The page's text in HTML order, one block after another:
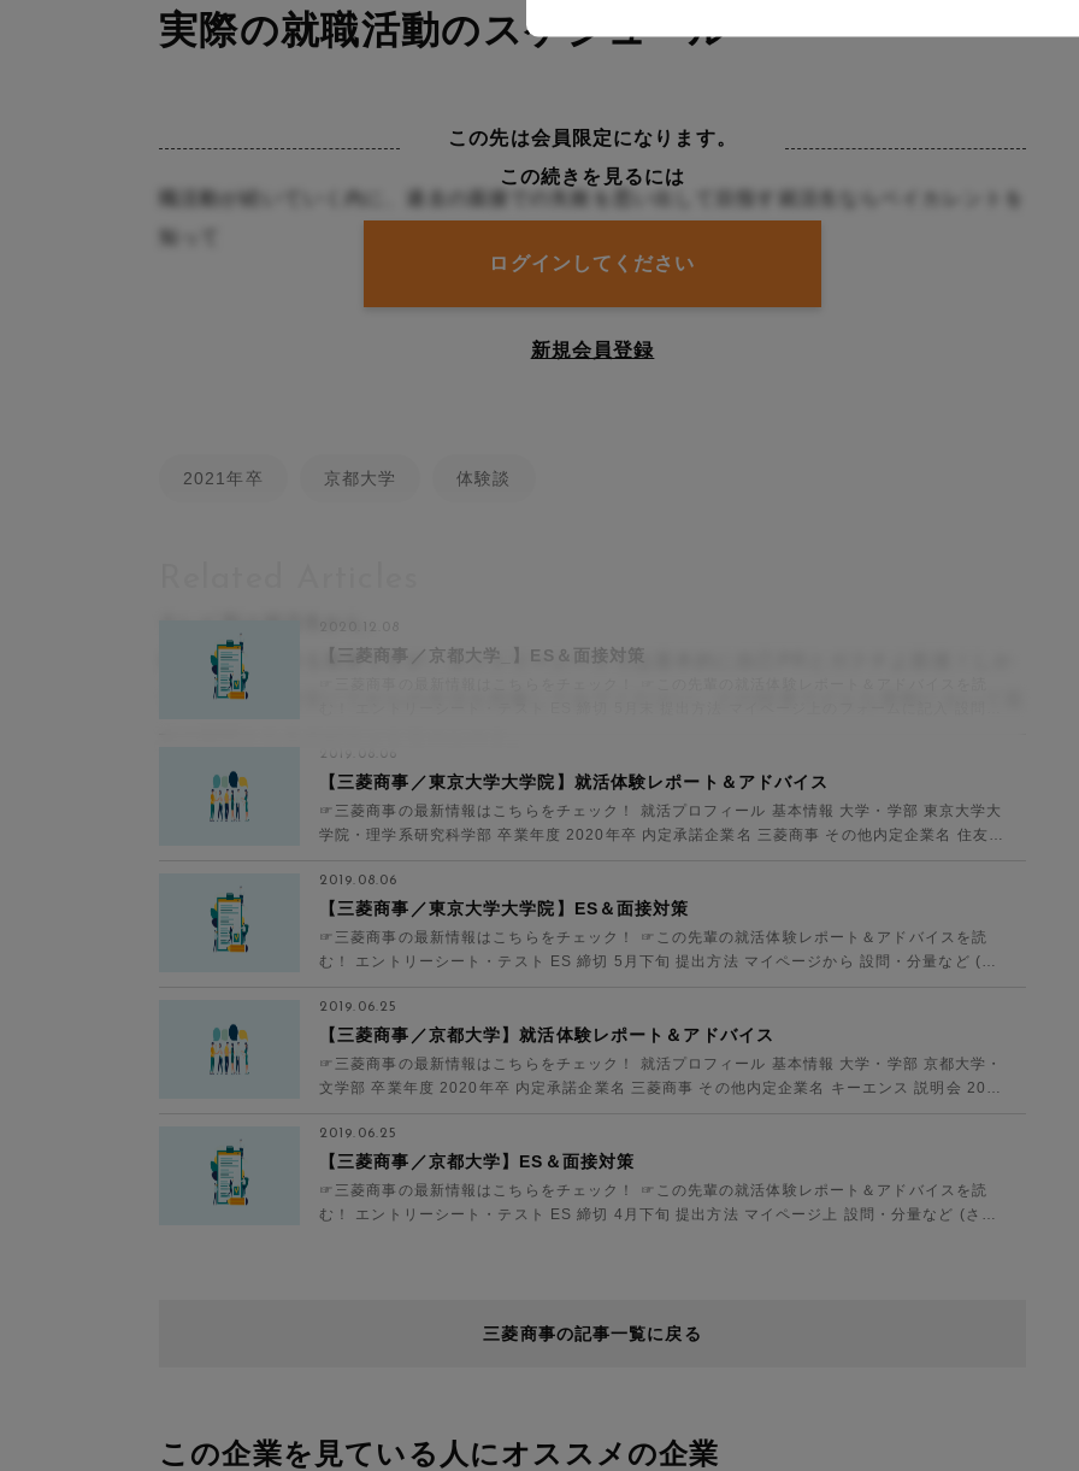
実際の就職活動のスケジュール
根強い人気を誇る業界ですが、エントリーシートでは基本的に自己PRとガクチよ面接！しか
し、面接は面接室にてからの生活を想像してみてください。どの部署でどんな業動において最
この先は会員限定になります。
この続きを見るには
ログインしてください
新規会員登録
2021年卒 京都大学 体験談
【三菱商事／京都大学_】ES＆面接対策
2019.08.06
【三菱商事／東京大学大学院】就活体験レポート＆アドバイス
☞三菱商事の最新情報はこちらをチェック！ 就活プロフィール 基本情報 大学・学部 東京大学大
学院・理学系研究科学部 卒業年度 2020年卒 内定承諾企業名 三菱商事 その他内定企業名 住友商
2019.08.06
【三菱商事／東京大学大学院】ES＆面接対策
☞三菱商事の最新情報はこちらをチェック！ ☞この先輩の就活体験レポート＆アドバイスを読
む！ エントリーシート・テスト ES 締切 5月下旬 提出方法 マイページから 設問・分量など (さ
2019.06.25
【三菱商事／京都大学】就活体験レポート＆アドバイス
☞三菱商事の最新情報はこちらをチェック！ 就活プロフィール 基本情報 大学・学部 京都大学・
文学部 卒業年度 2020年卒 内定承諾企業名 三菱商事 その他内定企業名 キーエンス 説明会 20社
2019.06.25
【三菱商事／京都大学】ES＆面接対策
☞三菱商事の最新情報はこちらをチェック！ ☞この先輩の就活体験レポート＆アドバイスを読
む！ エントリーシート・テスト ES 締切 4月下旬 提出方法 マイページ上 設問・分量など (さら
三菱商事の記事一覧に戻る
この企業を見ている人にオススメの企業